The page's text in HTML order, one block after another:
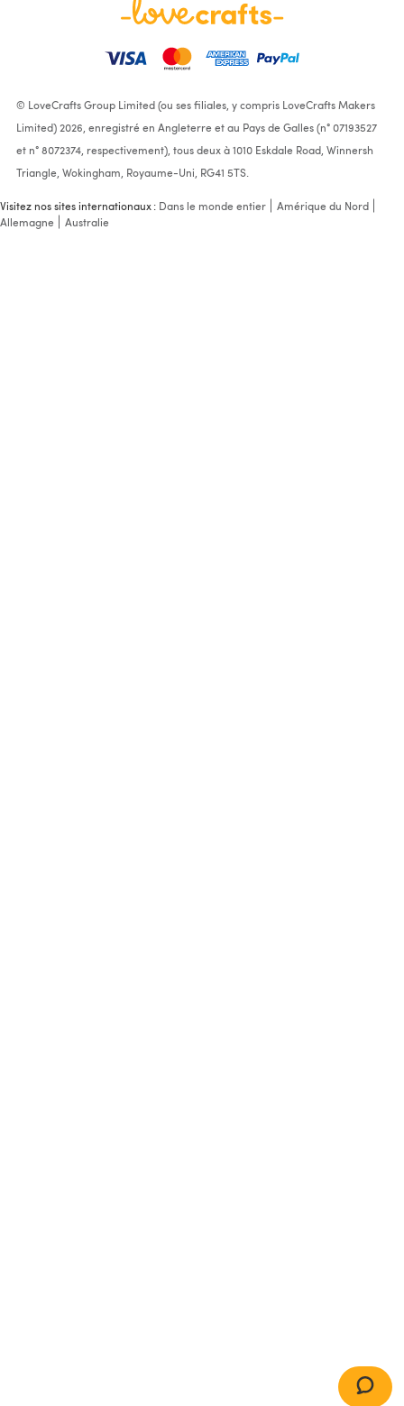
© LoveCrafts Group Limited (ou ses filiales, y compris LoveCrafts Makers
Limited) 2026, enregistré en Angleterre et au Pays de Galles (n° 07193527
et n° 8072374, respectivement), tous deux à 1010 Eskdale Road, Winnersh
Triangle, Wokingham, Royaume-Uni, RG41 5TS.
Visitez nos sites internationaux : Dans le monde entier
Amérique du Nord
Allemagne
Australie